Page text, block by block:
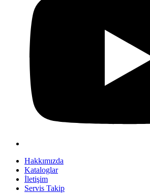
Hakkımızda
Kataloglar
İletişim
Servis Takip